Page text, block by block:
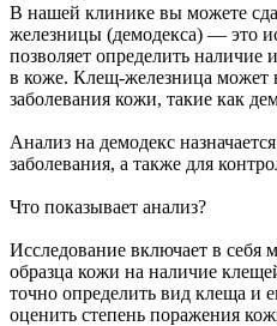
В нашей клинике вы можете
железницы (демодекса) — это
позволяет определить наличие
в коже. Клещ-железница может
заболевания кожи, такие как
Анализ на демодекс
заболевания, а также для
Что показывает анализ?
Исследование включает в себя
образца кожи на наличие
точно определить вид клеща и
оценить степень поражения